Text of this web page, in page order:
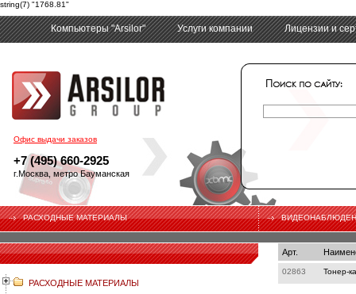
string(7) "1768.81"
Офис выдачи заказов
+7 (495) 660-2925
г.Москва, метро Бауманская
Компьютеры "Arsilor" Услуги компании Лицензии и
РАСХОДНЫЕ МАТЕРИАЛЫ
РАСХОДНЫЕ МАТЕРИАЛЫ
Арт.
02863 Тонер-